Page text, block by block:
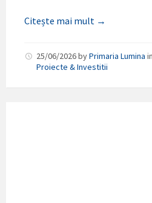
Citește mai mult →
25/06/2026byPrimaria Lumina in
Proiecte & Investitii